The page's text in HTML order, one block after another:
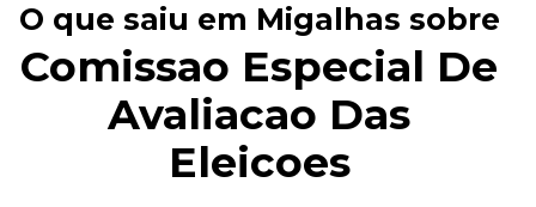
O que saiu em Migalhas sobre
Comissao Especial De
Avaliacao Das
Eleicoes